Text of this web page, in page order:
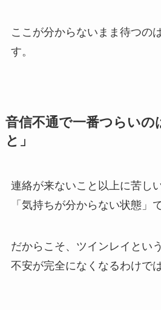
ここが分からないまま待つの
す。
音信不通で一番つらいの
と」
連絡が来ないこと以上に苦しい
「気持ちが分からない状態」
だからこそ、ツインレイとい
不安が完全になくなるわけで